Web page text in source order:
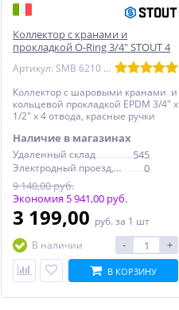
Коллектор с кранами и
прокладкой O-Ring 3/4" STOUT 4
выхода 1/2", красные ручки
Артикул: SMB 6210 341204
Коллектор с шаровыми кранами и
кольцевой прокладкой EPDM 3/4" х
1/2" х 4 отвода, красные ручки
Наличие в магазинах
Удаленный склад 545
Электродный проезд, 6с1
0
9 140,00 руб.
Экономия 5 941,00 руб.
3 199,00 руб. за 1 шт
В наличии
- +
В КОРЗИНУ